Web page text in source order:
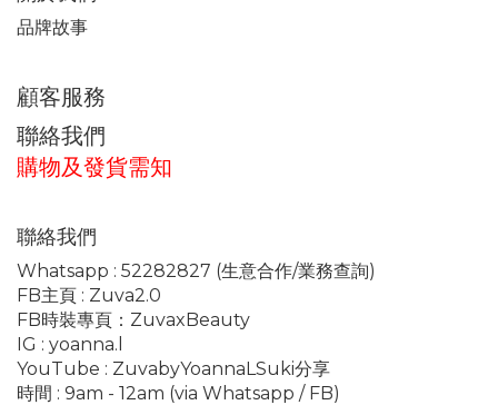
品牌故事
顧客服務
聯絡我們
購物及發貨需知
聯絡我們
Whatsapp : 52282827 (生意合作/業務查詢)
FB主頁 : Zuva2.0
FB時裝專頁： ZuvaxBeauty
IG : yoanna.l
YouTube : ZuvabyYoannaLSuki分享
時間 : 9am - 12am (via Whatsapp / FB)